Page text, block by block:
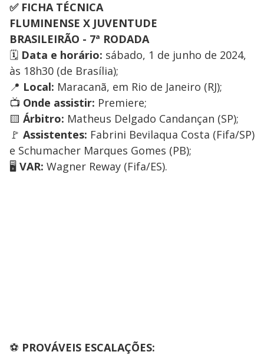
✅ FICHA TÉCNICA
FLUMINENSE X JUVENTUDE
BRASILEIRÃO - 7ª RODADA
🗓️ Data e horário: sábado, 1 de junho de 2024,
às 18h30 (de Brasília);
📍 Local: Maracanã, em Rio de Janeiro (RJ);
📺 Onde assistir: Premiere;
🟨 Árbitro: Matheus Delgado Candançan (SP);
🚩 Assistentes: Fabrini Bevilaqua Costa (Fifa/SP)
e Schumacher Marques Gomes (PB);
🖥️ VAR: Wagner Reway (Fifa/ES).
⚽ PROVÁVEIS ESCALAÇÕES: